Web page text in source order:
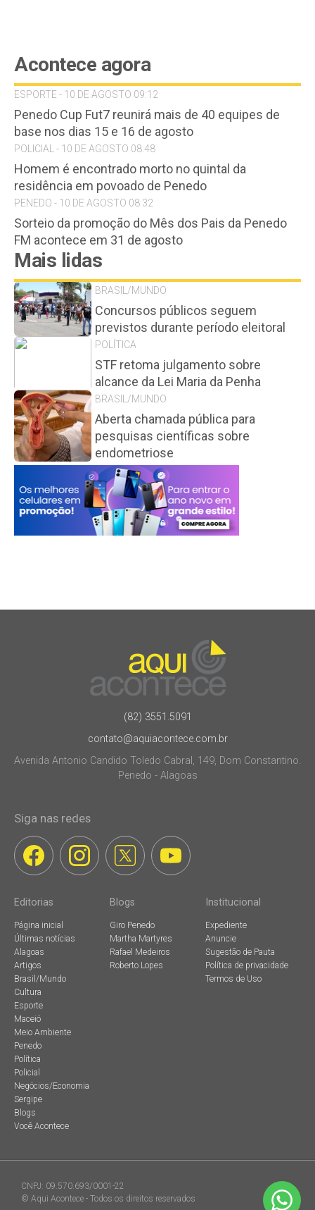
Acontece agora
ESPORTE - 10 DE AGOSTO 09:12
Penedo Cup Fut7 reunirá mais de 40 equipes de
base nos dias 15 e 16 de agosto
POLICIAL - 10 DE AGOSTO 08:48
Homem é encontrado morto no quintal da
residência em povoado de Penedo
PENEDO - 10 DE AGOSTO 08:32
Sorteio da promoção do Mês dos Pais da Penedo
FM acontece em 31 de agosto
Mais lidas
BRASIL/MUNDO
Concursos públicos seguem
previstos durante período eleitoral
POLÍTICA
STF retoma julgamento sobre
alcance da Lei Maria da Penha
BRASIL/MUNDO
Aberta chamada pública para
pesquisas científicas sobre
endometriose
(82) 3551.5091
contato@aquiacontece.com.br
Avenida Antonio Candido Toledo Cabral, 149, Dom Constantino.
Penedo - Alagoas
Siga nas redes
Editorias
Página inicial
Últimas notícias
Alagoas
Artigos
Brasil/Mundo
Cultura
Esporte
Maceió
Meio Ambiente
Penedo
Política
Policial
Negócios/Economia
Sergipe
Blogs
Você Acontece
Blogs
Giro Penedo
Martha Martyres
Rafael Medeiros
Roberto Lopes
Institucional
Expediente
Anuncie
Sugestão de Pauta
Política de privacidade
Termos de Uso
CNPJ: 09.570.693/0001-22
© Aqui Acontece - Todos os direitos reservados